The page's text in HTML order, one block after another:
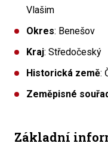
Vlašim
Okres: Benešov
Kraj: Středočeský
Historická země:
Zeměpisné
Základní